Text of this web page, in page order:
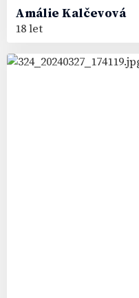
Amálie Kalčevová
18 let
66